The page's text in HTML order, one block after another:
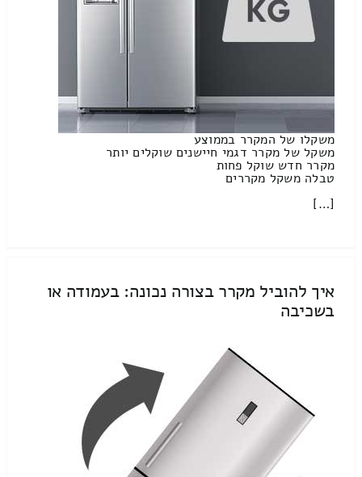
משקלו של המקרר בממוצע
משקל של מקרר דגמי חיישנים שוקלים יותר
מקרר חדש שוקל פחות
טבלה משקל מקררים
[…]
איך להוביל מקרר בצורה נכונה: בעמודה או
בשכיבה